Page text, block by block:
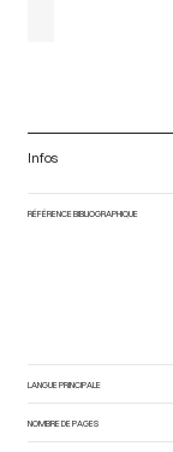
Infos
RÉFÉRENCE BIBLIOGRAPHIQUE
LANGUE PRINCIPALE
NOMBRE DE PAGES